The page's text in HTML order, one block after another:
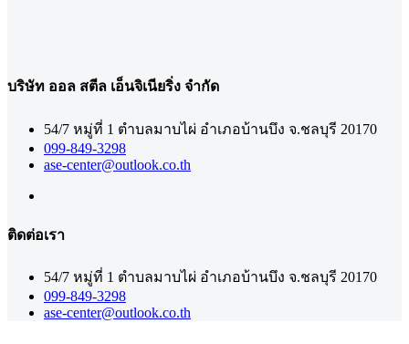
บริษัท ออล สตีล เอ็นจิเนียริ่ง จำกัด
54/7 หมู่ที่ 1 ตำบลมาบไผ่ อำเภอบ้านบึง จ.ชลบุรี 20170
099-849-3298
ase-center@outlook.co.th
ติดต่อเรา
54/7 หมู่ที่ 1 ตำบลมาบไผ่ อำเภอบ้านบึง จ.ชลบุรี 20170
099-849-3298
ase-center@outlook.co.th